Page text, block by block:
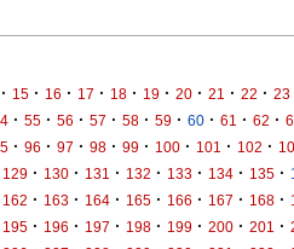
· 15 · 16 · 17 · 18 · 19 · 20 · 21 · 22 · 23
· 55 · 56 · 57 · 58 · 59 · 60 · 61 · 62 ·
· 96 · 97 · 98 · 99 · 100 · 101 · 102 ·
129 · 130 · 131 · 132 · 133 · 134 · 135 ·
162 · 163 · 164 · 165 · 166 · 167 · 168 ·
195 · 196 · 197 · 198 · 199 · 200 · 201 ·